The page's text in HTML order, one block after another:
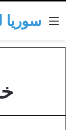
سورياالقائمة